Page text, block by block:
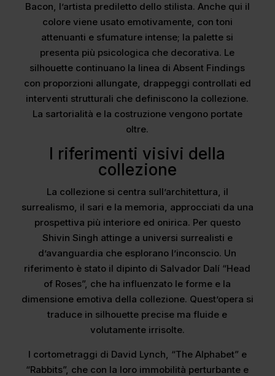
Bacon, l’artista prediletto dello stilista. Anche qui il
colore viene usato emotivamente, con toni
attenuanti e sfumature intense; la palette si
presenta più psicologica che decorativa. Le
silhouette continuano la linea di Absent Findings
con proporzioni allungate, drappeggi controllati ed
interventi strutturali che definiscono la collezione.
La sartorialità e la costruzione vengono portate
oltre.
I riferimenti visivi della
collezione
La collezione si centra sull’architettura, il
surrealismo, il sari e la memoria, approcciati da una
prospettiva più interiore ed onirica. Per questo
Shivin Singh attinge a universi surrealisti e
d’avanguardia che esplorano l’inconscio. Un
riferimento è stato il dipinto di Salvador Dalí “Head
of Roses”, che ha influenzato le forme e la
dimensione emotiva della collezione. Quest’opera si
traduce in silhouette precise ma fluide e
volutamente irrisolte.
I cortometraggi di David Lynch, “The Alphabet” e
“Rabbits”, che con la loro immobilità perturbante e